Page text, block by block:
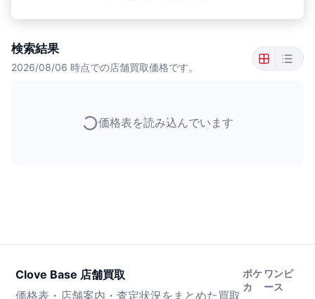
検索結果
2026/08/06 時点での店舗買取価格です。
価格表を読み込んでいます
Clove Base 店舗買取
価格表・店舗案内・査定状況をまとめた買取
ポケ
カ
ワンピ
ース